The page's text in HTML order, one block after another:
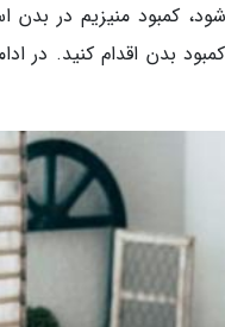
کمبود منیزیم در بدن
بدن اقدام کنید. در